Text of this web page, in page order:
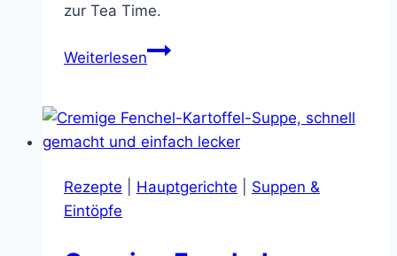
zur Tea Time.
WeiterlesenTarte
ein
süßer
aus
Rezepte Hauptgerichte
Suppen &
Eintöpfe